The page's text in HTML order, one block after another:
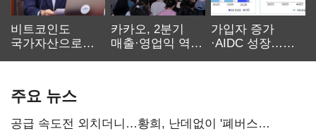
비트코인도
국가자산으로…'
카카오, 2분기
매출·영업익 역대
가입자 증가
·AIDC 성장…
주요 뉴스
공급 속도전 외치더니…황희, 난데없이 '폐버스